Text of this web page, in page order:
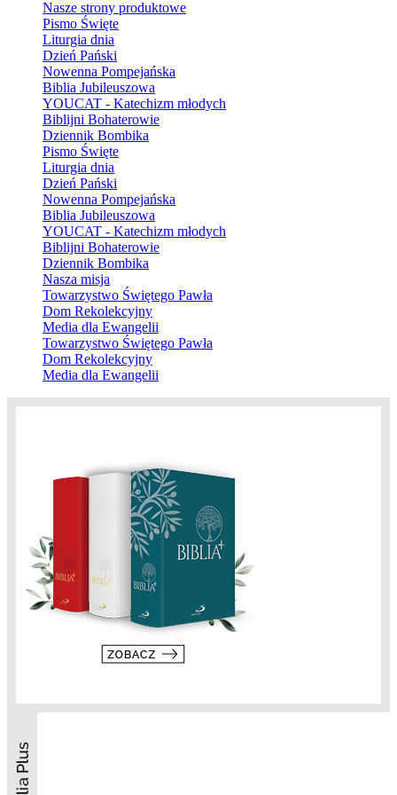
Nasze strony produktowe
Pismo Święte
Liturgia dnia
Dzień Pański
Nowenna Pompejańska
Biblia Jubileuszowa
YOUCAT - Katechizm młodych
Biblijni Bohaterowie
Dziennik Bombika
Pismo Święte
Liturgia dnia
Dzień Pański
Nowenna Pompejańska
Biblia Jubileuszowa
YOUCAT - Katechizm młodych
Biblijni Bohaterowie
Dziennik Bombika
Nasza misja
Towarzystwo Świętego Pawła
Dom Rekolekcyjny
Media dla Ewangelii
Towarzystwo Świętego Pawła
Dom Rekolekcyjny
Media dla Ewangelii